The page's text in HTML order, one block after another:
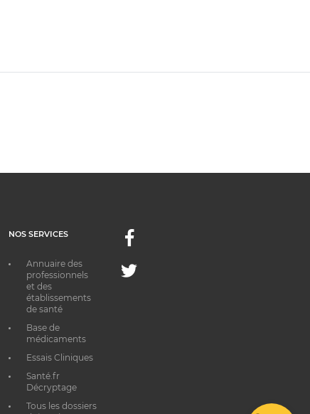
NOS SERVICES
Annuaire des
professionnels
et des
établissements
de santé
Base de
médicaments
Essais Cliniques
Santé.fr
Décryptage
Tous les dossiers
Facebook
Twitter